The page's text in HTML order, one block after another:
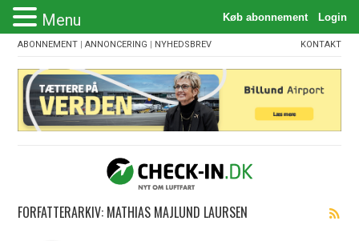
ABONNEMENT |ANNONCERING | NYHEDSBREV KONTAKT
FORFATTERARKIV: MATHIAS MAJLUND LAURSEN
Menu